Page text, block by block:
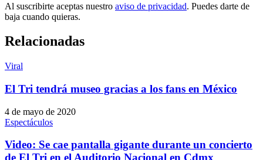
Al suscribirte aceptas nuestro aviso de privacidad. Puedes darte de
baja cuando quieras.
Relacionadas
Viral
El Tri tendrá museo gracias a los fans en México
4 de mayo de 2020
Espectáculos
Video: Se cae pantalla gigante durante un concierto